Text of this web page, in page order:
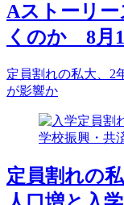
Aストーリ
くのか 8月
定員割れの私大、
が影響か
定員割れの